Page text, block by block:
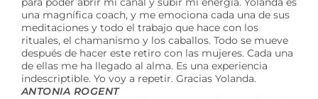
una magnífica coach, y me emociona cada una de sus
meditaciones y todo el trabajo que hace con los
rituales, el chamanismo y los caballos. Todo se mueve
después de hacer este retiro con las mujeres. Cada una
de ellas me ha llegado al alma. Es una experiencia
indescriptible. Yo voy a repetir. Gracias Yolanda.
ANTONIA ROGENT